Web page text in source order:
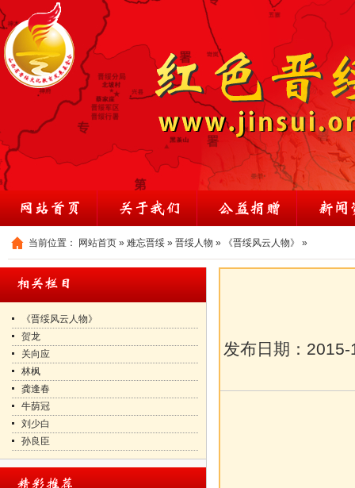
当前位置： 网站首页 » 难忘晋绥 » 晋绥人物 » 《晋绥风云人物》 »
《晋绥风云人物》
贺龙
关向应
林枫
龚逢春
牛荫冠
刘少白
孙良臣
发布日期： 2015-